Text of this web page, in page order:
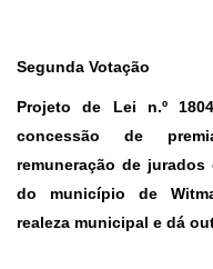
Segunda Votação
Projeto de Lei n.º
concessão de
remuneração de
do município de
realeza municipal e dá